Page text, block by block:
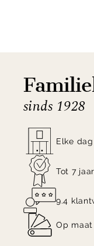
sinds 1928
Elke
Tot 7
9.4
Op